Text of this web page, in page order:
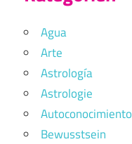
Agua
Arte
Astrología
Astrologie
Autoconocimiento
Bewusstsein